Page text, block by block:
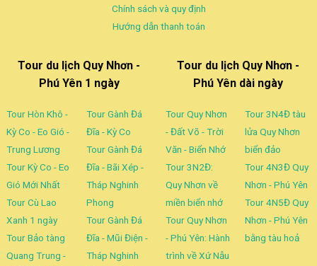
Chính sách và quy định
Hướng dẫn thanh toán
Tour du lịch Quy Nhơn -
Phú Yên 1 ngày
Tour Hòn Khô -
Kỳ Co - Eo Gió -
Trung Lương
Tour Kỳ Co - Eo
Gió Mới Nhất
Tour Cù Lao
Xanh 1 ngày
Tour Bảo tàng
Quang Trung -
Tour Gành Đá
Đĩa - Kỳ Co
Tour Gành Đá
Đĩa - Bãi Xép -
Tháp Nghinh
Phong
Tour Gành Đá
Đĩa - Mũi Điện -
Tháp Nghinh
Tour du lịch Quy Nhơn -
Phú Yên dài ngày
Tour Quy Nhơn
- Đất Võ - Trời
Văn - Biển Nhớ
Tour 3N2Đ:
Quy Nhơn về
miền biển nhớ
Tour Quy Nhơn
- Phú Yên: Hành
trình về Xứ Nẫu
Tour 3N4Đ tàu
lửa Quy Nhơn
biển đảo
Tour 4N3Đ Quy
Nhơn - Phú Yên
Tour 4N5Đ Quy
Nhơn - Phú Yên
bằng tàu hoả